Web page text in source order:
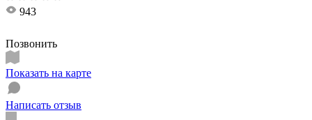
943
Позвонить
Показать на карте
Написать отзыв